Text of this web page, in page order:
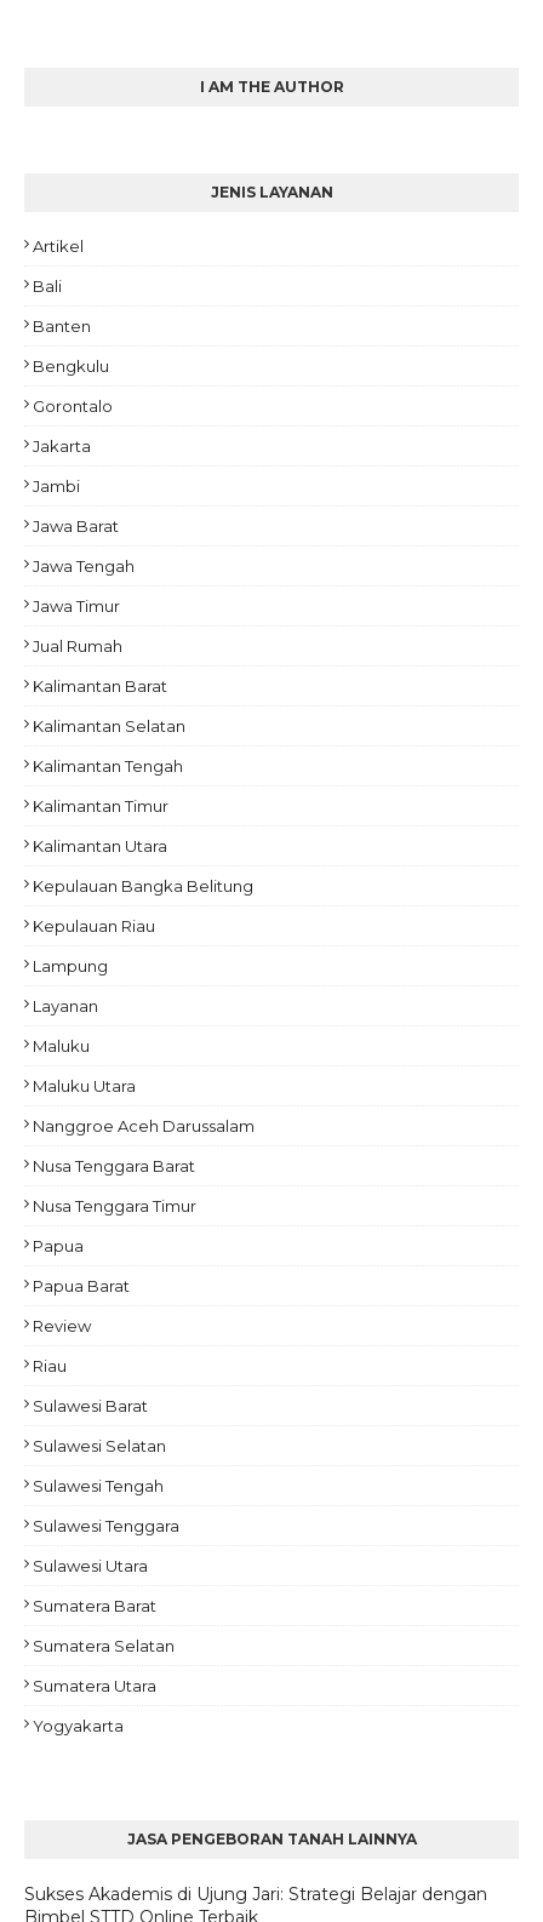
I AM THE AUTHOR
JENIS LAYANAN
Artikel
Bali
Banten
Bengkulu
Gorontalo
Jakarta
Jambi
Jawa Barat
Jawa Tengah
Jawa Timur
Jual Rumah
Kalimantan Barat
Kalimantan Selatan
Kalimantan Tengah
Kalimantan Timur
Kalimantan Utara
Kepulauan Bangka Belitung
Kepulauan Riau
Lampung
Layanan
Maluku
Maluku Utara
Nanggroe Aceh Darussalam
Nusa Tenggara Barat
Nusa Tenggara Timur
Papua
Papua Barat
Review
Riau
Sulawesi Barat
Sulawesi Selatan
Sulawesi Tengah
Sulawesi Tenggara
Sulawesi Utara
Sumatera Barat
Sumatera Selatan
Sumatera Utara
Yogyakarta
JASA PENGEBORAN TANAH LAINNYA
Sukses Akademis di Ujung Jari: Strategi Belajar dengan
Bimbel STTD Online Terbaik